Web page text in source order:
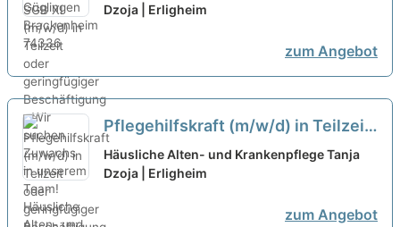
geringfügiger Beschäftigung - Wir
Dzoja | Erligheim
zum Angebot
Pflegehilfskraft (m/w/d) in Teilzeit
oder geringfügiger Beschäftigung -
Dein Arbeitsplatz in einer
Häusliche Alten- und Krankenpflege Tanja
Dzoja | Erligheim
zum Angebot